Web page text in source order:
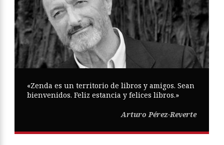
«Zenda es un territorio de libros y amigos. Sean
bienvenidos. Feliz estancia y felices libros.»
Arturo Pérez-Reverte